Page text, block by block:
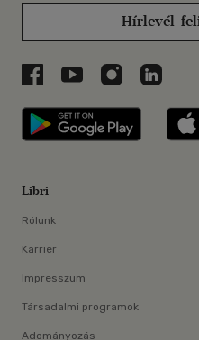
Hírlevél-
Libri a Facebookon
Libri a Youtube-on
Libri azLibri
Libri
Libri
Rólunk
Karrier
Impresszum
Társadalmi programok
Adományozás